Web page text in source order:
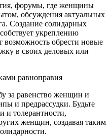
форумы, где женщины
обсуждения актуальных
Создание солидарных
укреплению
возможность обрести новые
в своих деловых или
равноправия
за равенство женщин и
и предрассудки. Будьте
и толерантности,
женщин, создавая таким